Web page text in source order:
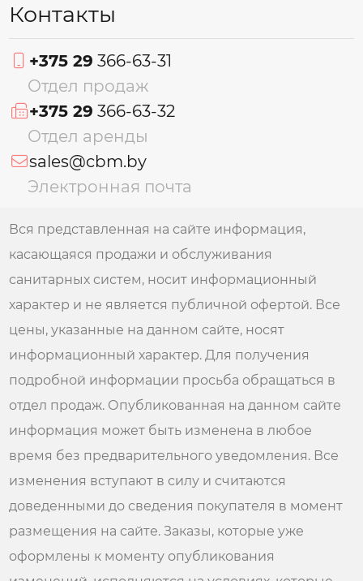
Контакты
+375 29 366-63-31
Отдел продаж
+375 29 366-63-32
Отдел аренды
sales@cbm.by
Электронная почта
Вся представленная на сайте информация,
касающаяся продажи и обслуживания
санитарных систем, носит информационный
характер и не является публичной офертой. Все
цены, указанные на данном сайте, носят
информационный характер. Для получения
подробной информации просьба обращаться в
отдел продаж. Опубликованная на данном сайте
информация может быть изменена в любое
время без предварительного уведомления. Все
изменения вступают в силу и считаются
доведенными до сведения покупателя в момент
размещения на сайте. Заказы, которые уже
оформлены к моменту опубликования